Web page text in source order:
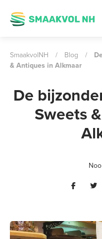
SmaakvolNH / Blog /
& Antiques in Alkmaar
De
Sweets